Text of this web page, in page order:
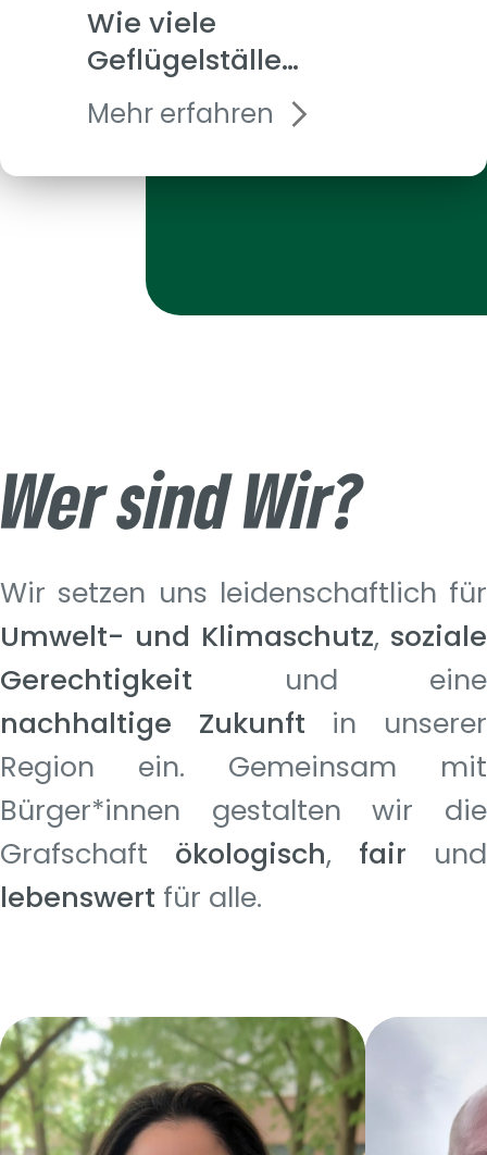
Wie viele
Geflügelställe
verkraftet die
Grafschaft?
Mehr erfahren
Wer sind Wir?
Wir setzen uns leidenschaftlich für
Umwelt- und Klimaschutz, soziale
Gerechtigkeit und eine
nachhaltige Zukunft in unserer
Region ein. Gemeinsam mit
Bürger*innen gestalten wir die
Grafschaft ökologisch, fair und
lebenswert für alle.